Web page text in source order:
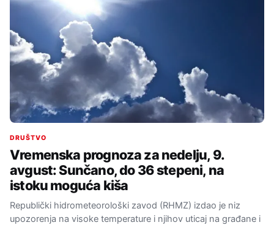
DRUŠTVO
Vremenska prognoza za nedelju, 9.
avgust: Sunčano, do 36 stepeni, na
istoku moguća kiša
Republički hidrometeorološki zavod (RHMZ) izdao je niz
upozorenja na visoke temperature i njihov uticaj na građane i